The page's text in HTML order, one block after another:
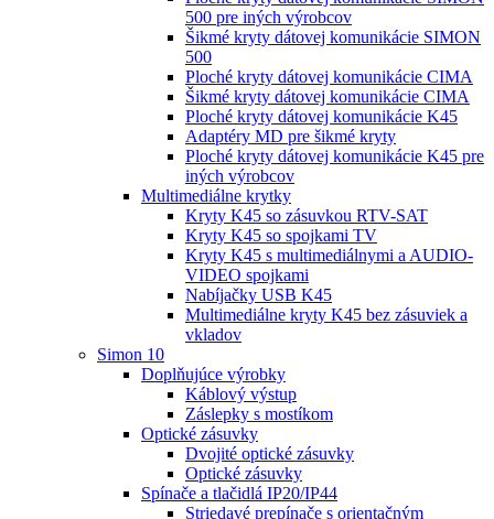
500 pre iných výrobcov
Šikmé kryty dátovej komunikácie SIMON
500
Ploché kryty dátovej komunikácie CIMA
Šikmé kryty dátovej komunikácie CIMA
Ploché kryty dátovej komunikácie K45
Adaptéry MD pre šikmé kryty
Ploché kryty dátovej komunikácie K45 pre
iných výrobcov
Multimediálne krytky
Kryty K45 so zásuvkou RTV-SAT
Kryty K45 so spojkami TV
Kryty K45 s multimediálnymi a AUDIO-
VIDEO spojkami
Nabíjačky USB K45
Multimediálne kryty K45 bez zásuviek a
vkladov
Simon 10
Doplňujúce výrobky
Káblový výstup
Záslepky s mostíkom
Optické zásuvky
Dvojité optické zásuvky
Optické zásuvky
Spínače a tlačidlá IP20/IP44
Striedavé prepínače s orientačným